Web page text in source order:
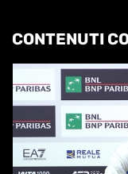
CONTENUTI